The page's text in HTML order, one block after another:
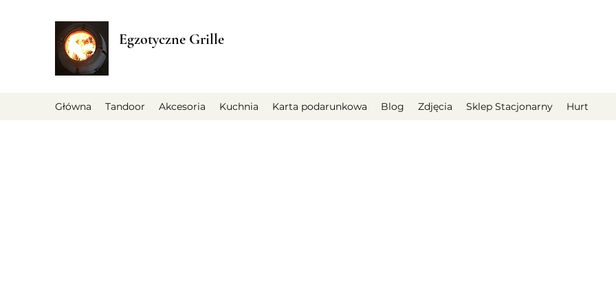
Egzotyczne Grille
Główna Tandoor Akcesoria Kuchnia Karta podarunkowa Blog Zdjęcia Sklep Stacjonarny Hurt